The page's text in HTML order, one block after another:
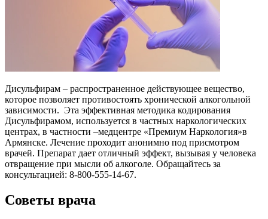
Дисульфирам – распространенное действующее вещество,
которое позволяет противостоять хронической алкогольной
зависимости. Эта эффективная методика кодирования
Дисульфирамом, используется в частных наркологических
центрах, в частности –медцентре «Премиум Наркология»в
Армянске. Лечение проходит анонимно под присмотром
врачей. Препарат дает отличный эффект, вызывая у человека
отвращение при мысли об алкоголе. Обращайтесь за
консультацией: 8-800-555-14-67.
Советы врача